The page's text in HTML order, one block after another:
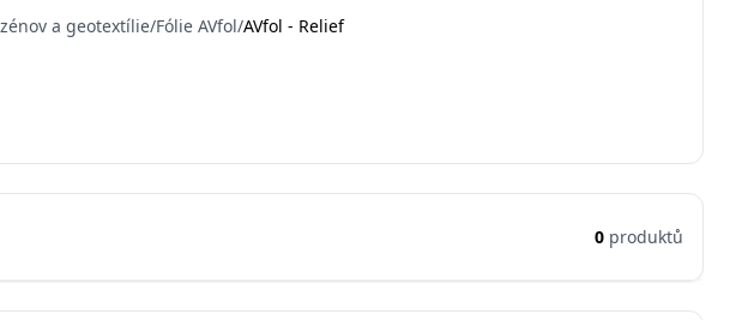
a geotextílie/Fólie AVfol/AVfol - Relief
0 produktů